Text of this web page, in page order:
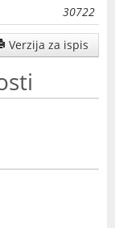
30722
Verzija za ispis